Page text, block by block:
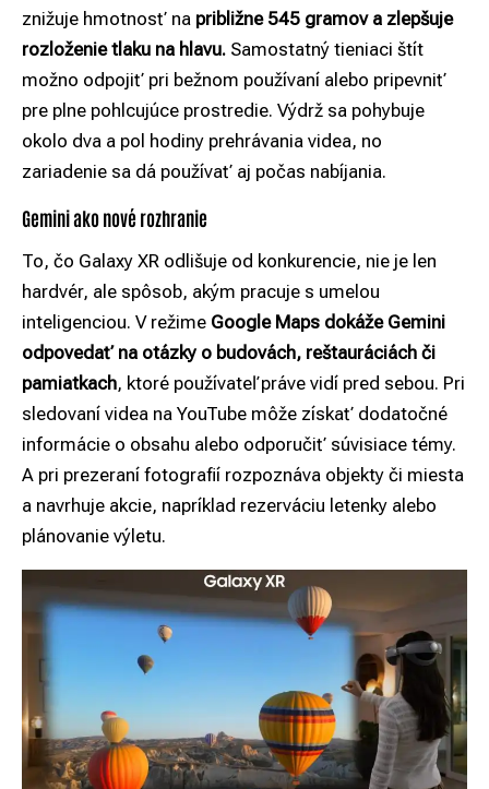
znižuje hmotnosť na približne 545 gramov a zlepšuje
rozloženie tlaku na hlavu. Samostatný tieniaci štít
možno odpojiť pri bežnom používaní alebo pripevniť
pre plne pohlcujúce prostredie. Výdrž sa pohybuje
okolo dva a pol hodiny prehrávania videa, no
zariadenie sa dá používať aj počas nabíjania.
Gemini ako nové rozhranie
To, čo Galaxy XR odlišuje od konkurencie, nie je len
hardvér, ale spôsob, akým pracuje s umelou
inteligenciou. V režime Google Maps dokáže Gemini
odpovedať na otázky o budovách, reštauráciách či
pamiatkach, ktoré používateľ práve vidí pred sebou. Pri
sledovaní videa na YouTube môže získať dodatočné
informácie o obsahu alebo odporučiť súvisiace témy.
A pri prezeraní fotografií rozpoznáva objekty či miesta
a navrhuje akcie, napríklad rezerváciu letenky alebo
plánovanie výletu.